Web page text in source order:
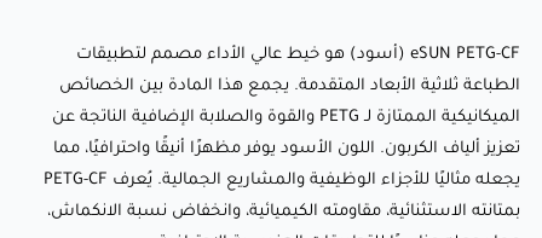
🔹 سطح مطفي أسود: يوفر مظهرًا أنيقًا واحترافيًا، مثالي لكل من
المشاريع التقنية والفنية. 🖤
🔹 أساس صديق للبيئة: مصنوع من مواد قابلة لإعادة التدوير، مما
يتماشى مع الممارسات المستدامة. 🌱
🔹 بكرة بلاستيكية: يأتي ملفوفًا على بكرة بلاستيكية متينة، مما
eSUN PETG-CF (أسود) هو خيط عالي الأداء مصمم لتطبيقات
الطباعة ثلاثية الأبعاد المتقدمة. يجمع هذا المادة بين الخصائص
الميكانيكية الممتازة لـ PETG والقوة والصلابة الإضافية الناتجة عن
تعزيز ألياف الكربون. اللون الأسود يوفر مظهرًا أنيقًا واحترافيًا، مما
يجعله مثاليًا للأجزاء الوظيفية والمشاريع الجمالية. يُعرف PETG-CF
بمتانته الاستثنائية، مقاومته الكيميائية، وانخفاض نسبة الانكماش،